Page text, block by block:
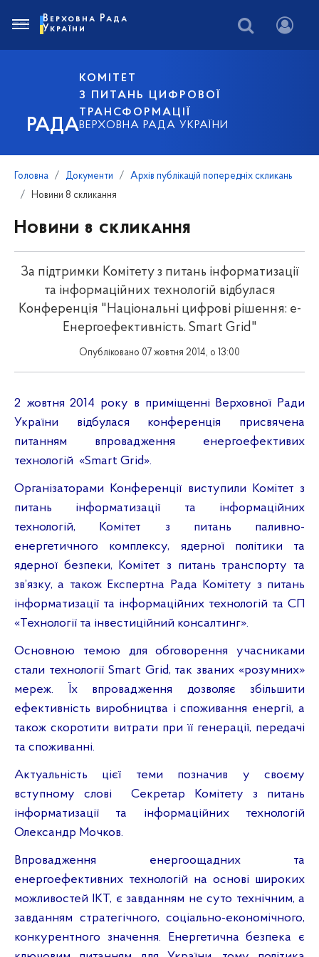
РАДА
КОМІТЕТ
З ПИТАНЬ ЦИФРОВОЇ
ТРАНСФОРМАЦІЇ
ВЕРХОВНА РАДА УКРАЇНИ
Верховна Рада
України
Головна Документи
Архів публікацій попередніх скликань
Новини 8 скликання
Новини 8 скликання
За підтримки Комітету з питань інформатизації
та інформаційних технологій відбулася
Конференція "Національні цифрові рішення: е-
Енергоефективність. Smart Grid"
Опубліковано 07 жовтня 2014, о 13:00
2 жовтня 2014 року в приміщенні Верховної Ради
України відбулася конференція присвячена
питанням впровадження енергоефективих
технологій «Smart Grid».
Організаторами Конференції виступили Комітет з
питань інформатизації та інформаційних
технологій, Комітет з питань паливно-
енергетичного комплексу, ядерної політики та
ядерної безпеки, Комітет з питань транспорту та
зв’язку, а також Експертна Рада Комітету з питань
інформатизації та інформаційних технологій та СП
«Технології та інвестиційний консалтинг».
Основною темою для обговорення учасниками
стали технології Smart Grid, так званих «розумних»
мереж. Їх впровадження дозволяє збільшити
ефективність виробництва і споживання енергії, а
також скоротити витрати при її генерації, передачі
та споживанні.
Актуальність цієї теми позначив у своєму
вступному слові
Секретар Комітету з питань
інформатизації та інформаційних технологій
Олександр Мочков.
Впровадження енергоощаднихта
енергоефективних технологій на основі широких
можливостей ІКТ, є завданням не суто технічним, а
завданням стратегічного, соціально-економічного,
конкурентного значення. Енергетична безпека є